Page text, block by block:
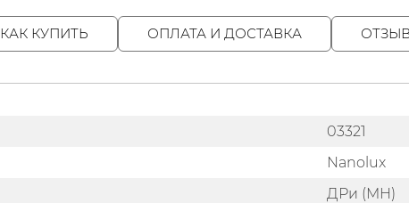
КАК КУПИТЬ ОПЛАТА И ДОСТАВКА
03321
Nanolux
ДРи (MH)